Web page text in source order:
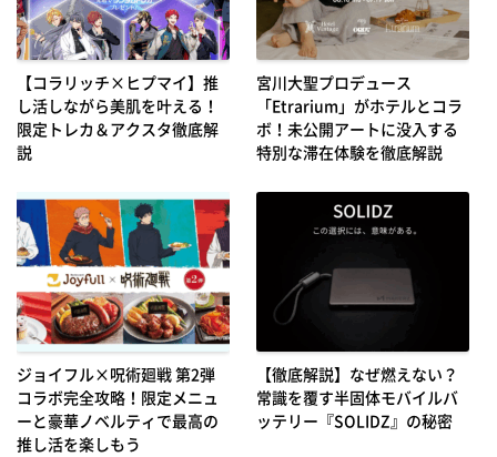
【コラリッチ×ヒプマイ】推
し活しながら美肌を叶える！
限定トレカ＆アクスタ徹底解
説
宮川大聖プロデュース
「Etrarium」がホテルとコラ
ボ！未公開アートに没入する
特別な滞在体験を徹底解説
ジョイフル×呪術廻戦 第2弾
コラボ完全攻略！限定メニュ
ーと豪華ノベルティで最高の
推し活を楽しもう
【徹底解説】なぜ燃えない？
常識を覆す半固体モバイルバ
ッテリー『SOLIDZ』の秘密